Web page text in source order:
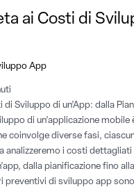
ai Costi di
App
Sviluppo di un’App: dalla
di un’applicazione mobile
coinvolge diverse fasi,
analizzeremo i costi dettagliati
dalla pianificazione fino alla
preventivi di sviluppo app